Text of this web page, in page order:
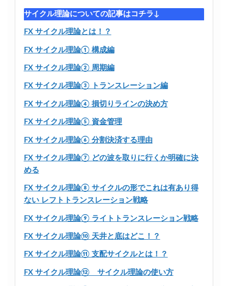
サイクル理論についての記事はコチラ↓
FX サイクル理論とは！？
FX サイクル理論① 構成編
FX サイクル理論② 周期編
FX サイクル理論③ トランスレーション編
FX サイクル理論④ 損切りラインの決め方
FX サイクル理論⑤ 資金管理
FX サイクル理論⑥ 分割決済する理由
FX サイクル理論⑦ どの波を取りに行くか明確に決
める
FX サイクル理論⑧ サイクルの形でこれは有あり得
ない レフトトランスレーション戦略
FX サイクル理論⑨ ライトトランスレーション戦略
FX サイクル理論⑩ 天井と底はどこ！？
FX サイクル理論⑪ 支配サイクルとは！？
FX サイクル理論⑫ サイクル理論の使い方